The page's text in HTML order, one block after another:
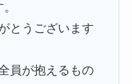
とうございます
員が抱えるもの